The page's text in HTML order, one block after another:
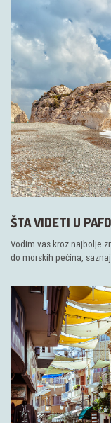
ŠTA VIDETI U
Vodim vas kroz najbolje
do morskih pećina,